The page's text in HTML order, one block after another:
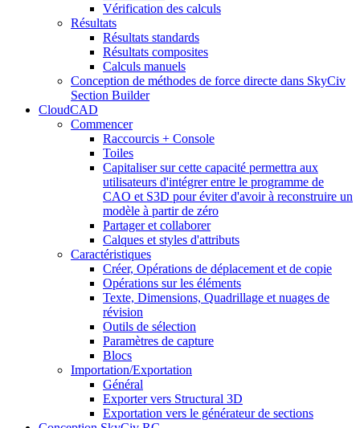
Vérification des calculs
Résultats
Résultats standards
Résultats composites
Calculs manuels
Conception de méthodes de force directe dans SkyCiv
Section Builder
CloudCAD
Commencer
Raccourcis + Console
Toiles
Capitaliser sur cette capacité permettra aux
utilisateurs d'intégrer entre le programme de
CAO et S3D pour éviter d'avoir à reconstruire un
modèle à partir de zéro
Partager et collaborer
Calques et styles d'attributs
Caractéristiques
Créer, Opérations de déplacement et de copie
Opérations sur les éléments
Texte, Dimensions, Quadrillage et nuages ​​de
révision
Outils de sélection
Paramètres de capture
Blocs
Importation/Exportation
Général
Exporter vers Structural 3D
Exportation vers le générateur de sections